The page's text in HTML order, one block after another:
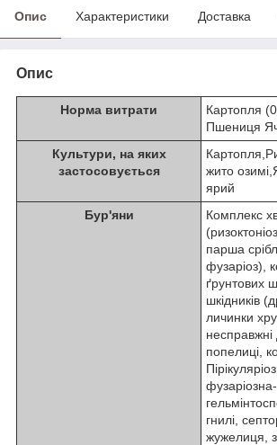
Опис Характеристики Доставка
Опис
Норма витрати
Картопля
Пшениця
Культури, на яких
застосовується
жито
ярий
Бур'яни
Комплекс
парша
фузаріоз),
ґрунтових
шкідників
личинки
несправжні
попелиці,
фузаріозна-
гнилі,
жужелиця,